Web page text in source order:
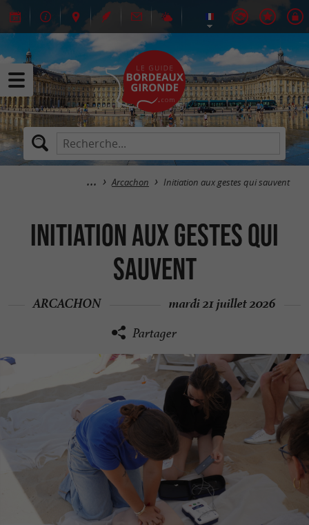
Arcachon Initiation aux gestes qui sauvent
Initiation aux gestes qui
sauvent
ARCACHON mardi 21 juillet 2026
Partager